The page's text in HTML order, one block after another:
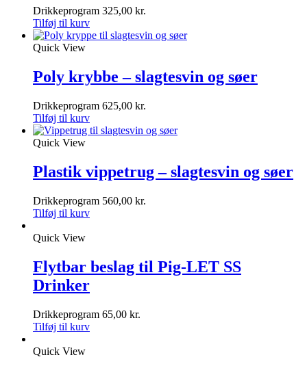
Drikkeprogram 325,00 kr.
Tilføj til kurv
Quick View
Poly krybbe – slagtesvin og søer
Drikkeprogram 625,00 kr.
Tilføj til kurv
Quick View
Plastik vippetrug – slagtesvin og søer
Drikkeprogram 560,00 kr.
Tilføj til kurv
Quick View
Flytbar beslag til Pig-LET SS
Drinker
Drikkeprogram 65,00 kr.
Tilføj til kurv
Quick View